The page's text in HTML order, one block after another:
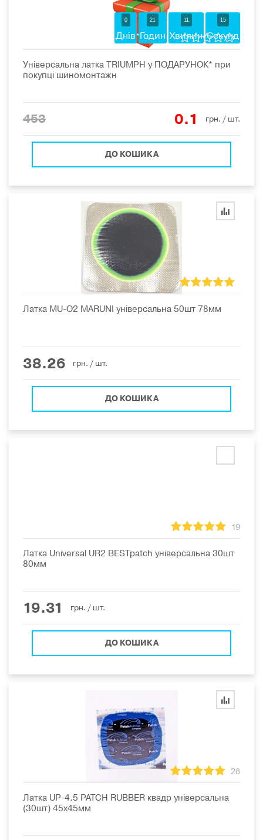
0
Днів
21
Годин
11
Хвилин
15
Секунд
Універсальна латка TRIUMPH у ПОДАРУНОК* при
покупці шиномонтажн
453 0.1 грн. / шт.
ДО КОШИКА
Латка MU-O2 MARUNI універсальна 50шт 78мм
38.26 грн. / шт.
ДО КОШИКА
19
Латка Universal UR2 BESTpatch універсальна 30шт
80мм
19.31 грн. / шт.
ДО КОШИКА
28
Латка UP-4.5 PATCH RUBBER квадр універсальна
(30шт) 45х45мм